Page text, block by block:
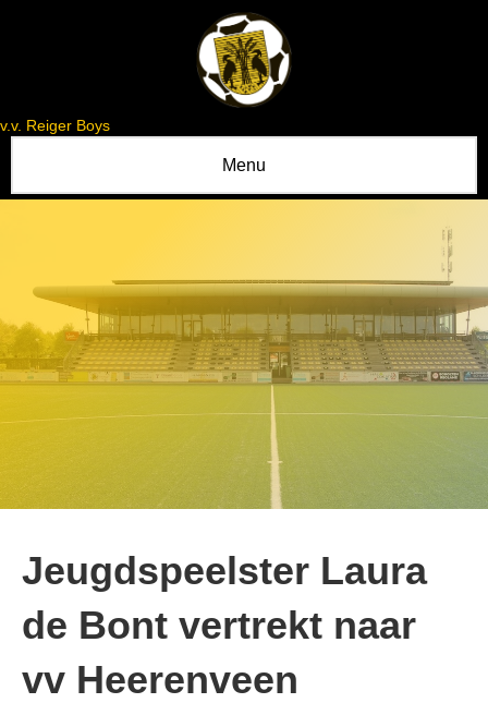
v.v. Reiger Boys
Menu
Jeugdspeelster Laura
de Bont vertrekt naar
vv Heerenveen